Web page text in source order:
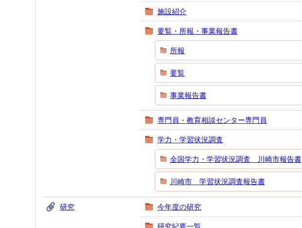
施設紹介
要覧・所報・事業報告書
所報
要覧
事業報告書
専門員・教育相談センター専門員
学力・学習状況調査
全国学力・学習状況調査 川崎市報告書
川崎市 学習状況調査報告書
研究 今年度の研究
研究紀要一覧